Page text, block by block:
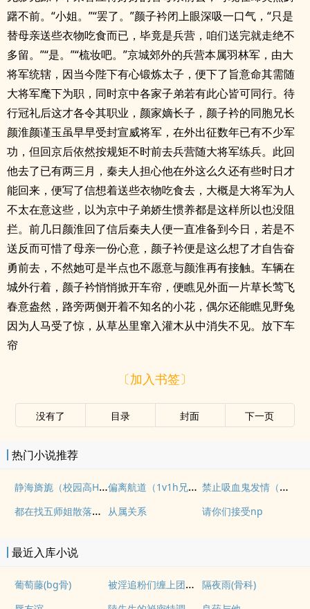
躇不前。“小姐。”“罢了。”颜子衿闭上眼深吸一口气，“只是
替母亲送些衣物吃食而已，毕竟是兵营，咱们送完就走绝不
多留。”“是。”“梳妆吧。”京城郊外的兵营本属羽林军，由大
将军统辖，因当今陛下有心锻炼太子，便下了旨意命其需随
大将军麾下为职，同时京中各家子弟若有此心皆可同行。待
行冠礼后这才各令其职业，颜家嫡长子，颜子衿的同胞兄长
颜淮颜谨玉虽早早受封宣威将军，在外出征数年已有不少军
功，但回京后依然按规矩不时前去兵营随大将军练兵。此回
他去了已有两三月，秦夫人担心他在外这么久还有些时日才
能回来，便写了信想着送些衣物吃食去，大概是大将军为人
不太在意这些，以为京中子弟娇生惯养都是这样所以也没阻
拦。前几日颜淮回了信后秦夫人便一直准备到今日，若是不
送反而可惜了母亲一份心意，颜子衿便是这么想了才自告奋
勇前去，不然她可是半点也不愿意与颜淮再有接触。车辆在
城外行着，颜子衿悄悄掀开车帘，便瞧见外面一片草长莺飞
春意盎然，路旁两侧开着不知名的小花，偶尔还能瞧见野兔
因为人马受了惊，从草丛里窜入灌木从中消失不见。放下车
帘
〔加入书签〕
没有了 目录 封面 下一页
热门小说推荐
静海旖旎（校园高H） 偏离航道（1v1h兄妹骨科bg）
禁止吸血鬼发情（姐狗高H 1v1）
都在找五师姐散落的法宝
从属关系 请你们接受np
最近入库小说
葡萄藤(bg骨) 被淫追粉们缠上团播女主播(露出NPH)
隔夜雨(骨科)